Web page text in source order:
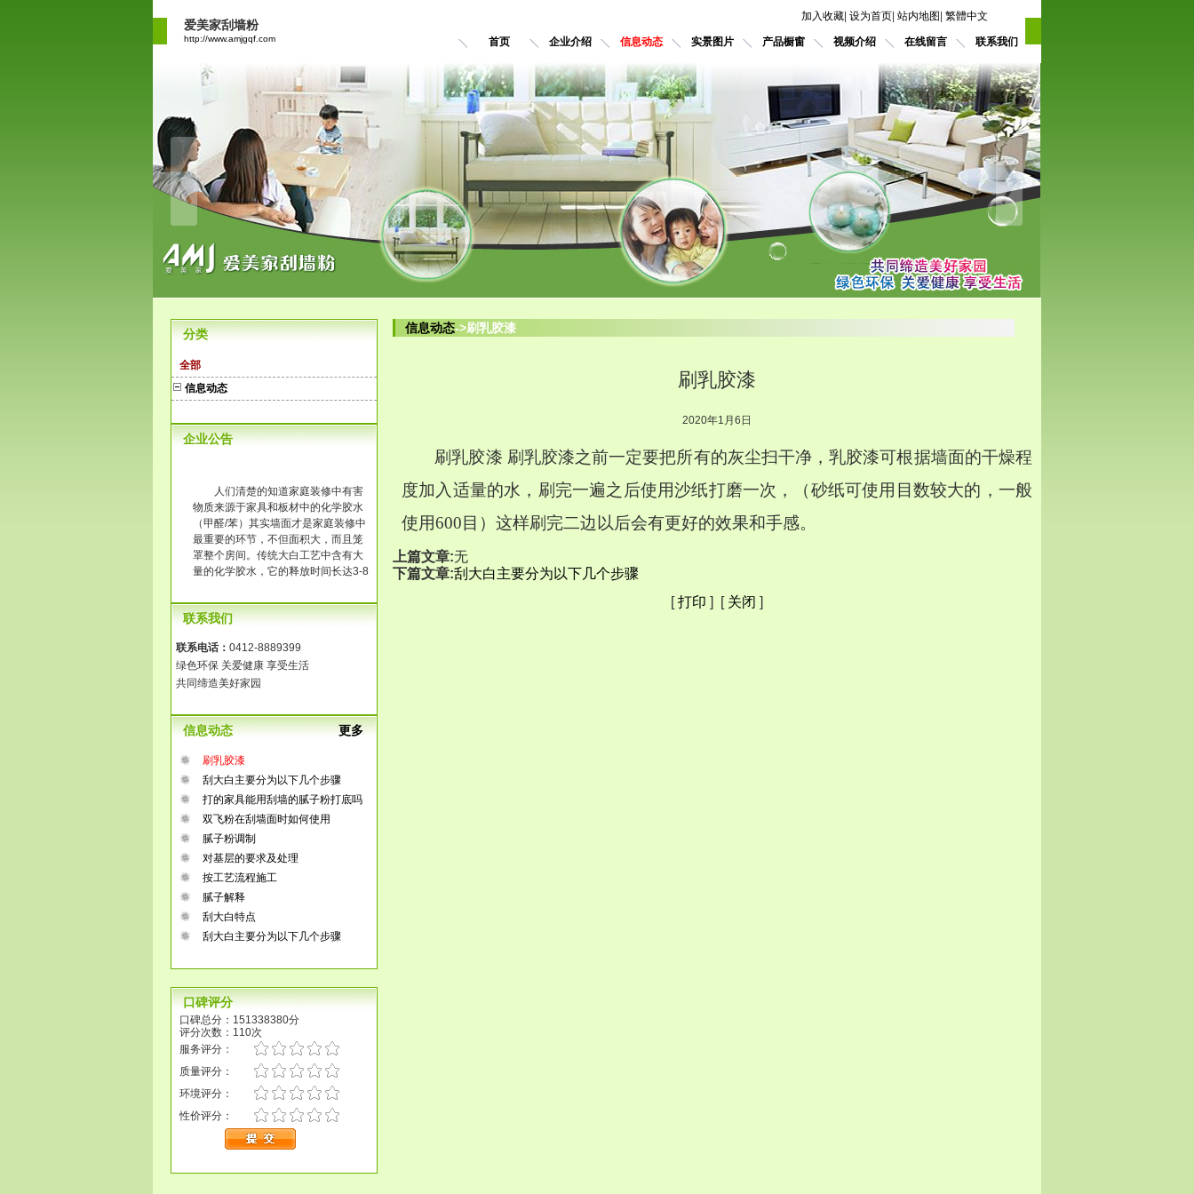
爱美家刮墙粉
http://www.amjgqf.com
加入收藏 设为首页 站内地图 繁體中文
首页 企业介绍 信息动态 实景图片 产品橱窗 视频介绍 在线留言 联系我们
分类
全部
信息动态
企业公告
人们清楚的知道家庭装修中有害
物质来源于家具和板材中的化学胶水
（甲醛/苯）其实墙面才是家庭装修中
最重要的环节，不但面积大，而且笼
罩整个房间。传统大白工艺中含有大
量的化学胶水，它的释放时间长达3-8
联系我们
联系电话： 0412-8889399
绿色环保 关爱健康 享受生活
共同缔造美好家园
更多
信息动态
刷乳胶漆
刮大白主要分为以下几个步骤
打的家具能用刮墙的腻子粉打底吗
双飞粉在刮墙面时如何使用
腻子粉调制
对基层的要求及处理
按工艺流程施工
腻子解释
刮大白特点
刮大白主要分为以下几个步骤
口碑评分
口碑总分：151338380分
评分次数：110次
服务评分：
质量评分：
环境评分：
性价评分：
信息动态->刷乳胶漆
刷乳胶漆
2020年1月6日
刷乳胶漆 刷乳胶漆之前一定要把所有的灰尘扫干净，乳胶漆可根据墙面的干燥程
度加入适量的水，刷完一遍之后使用沙纸打磨一次，（砂纸可使用目数较大的，一般
使用600目）这样刷完二边以后会有更好的效果和手感。
上篇文章:无
下篇文章:刮大白主要分为以下几个步骤
[打印 ] [ 关闭 ]